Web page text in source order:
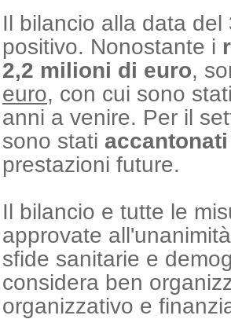
Il bilancio alla data
positivo. Nonostante i
2,2 milioni di euro,
euro, con cui sono
anni a venire. Per il
sono stati accantonati
prestazioni future.
Il bilancio e tutte le
approvate
sfide sanitarie e
considera ben
organizzativo e